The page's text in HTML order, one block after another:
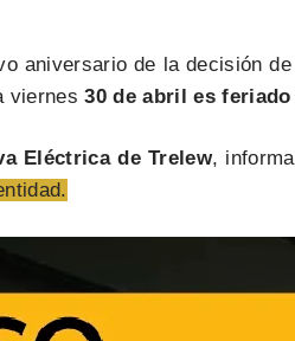
aniversario de la decisión
viernes30 de abril es
Eléctrica de Trelew,